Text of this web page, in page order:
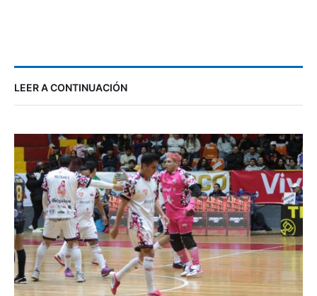
LEER A CONTINUACIÓN